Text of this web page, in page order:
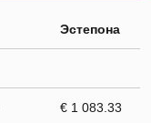
Эстепона
€ 1 083.33